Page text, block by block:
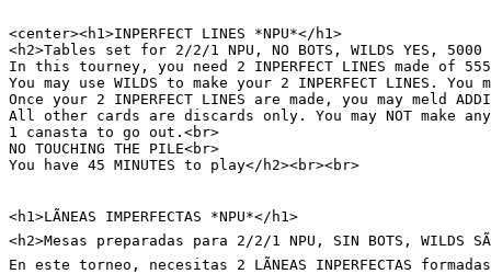
<center><h1>INPERFECT LINES *NPU*</h1>
<h2>Tables set for 2/2/1 NPU, NO BOTS, WILDS YES, 5000
In this tourney, you need 2 INPERFECT LINES made of
You may use WILDS to make your 2 INPERFECT LINES.
Once your 2 INPERFECT LINES are made, you may meld
All other cards are discards only. You may NOT make
1 canasta to go out.<br>
NO TOUCHING THE PILE<br>
You have 45 MINUTES to play</h2><br><br>
<h1>LÃNEAS IMPERFECTAS *NPU*</h1>
<h2>Mesas preparadas para 2/2/1 NPU, SIN BOTS, WILDS
En este torneo, necesitas 2 LÃNEAS INPERFECTAS